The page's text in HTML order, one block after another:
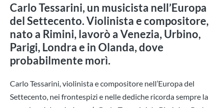
Carlo Tessarini, un musicista nell’Europa
del Settecento. Violinista e compositore,
nato a Rimini, lavorò a Venezia, Urbino,
Parigi, Londra e in Olanda, dove
probabilmente morì.
Carlo Tessarini, violinista e compositore nell’Europa del
Settecento, nei frontespizi e nelle dediche ricorda sempre la